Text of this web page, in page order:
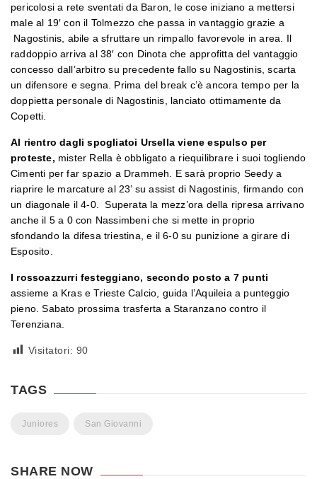
pericolosi a rete sventati da Baron, le cose iniziano a mettersi
male al 19′ con il Tolmezzo che passa in vantaggio grazie a
Nagostinis, abile a sfruttare un rimpallo favorevole in area. Il
raddoppio arriva al 38′ con Dinota che approfitta del vantaggio
concesso dall’arbitro su precedente fallo su Nagostinis, scarta
un difensore e segna. Prima del break c’è ancora tempo per la
doppietta personale di Nagostinis, lanciato ottimamente da
Copetti.
Al rientro dagli spogliatoi Ursella viene espulso per
proteste, mister Rella è obbligato a riequilibrare i suoi togliendo
Cimenti per far spazio a Drammeh. E sarà proprio Seedy a
riaprire le marcature al 23’ su assist di Nagostinis, firmando con
un diagonale il 4-0. Superata la mezz’ora della ripresa arrivano
anche il 5 a 0 con Nassimbeni che si mette in proprio
sfondando la difesa triestina, e il 6-0 su punizione a girare di
Esposito.
I rossoazzurri festeggiano, secondo posto a 7 punti
assieme a Kras e Trieste Calcio, guida l’Aquileia a punteggio
pieno. Sabato prossima trasferta a Staranzano contro il
Terenziana.
Visitatori: 90
TAGS
Juniores San Giovanni
SHARE NOW